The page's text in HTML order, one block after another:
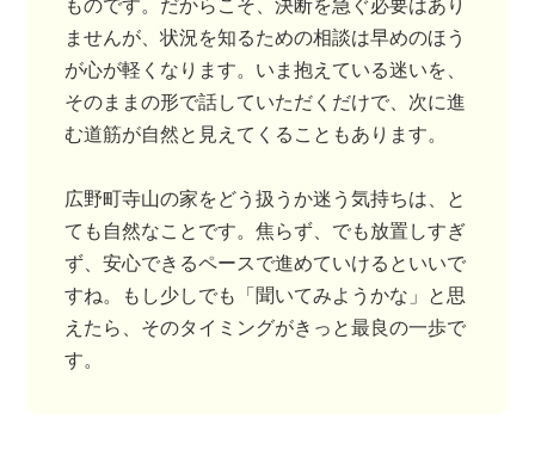
ものです。だからこそ、決断を急ぐ必要はあり
ませんが、状況を知るための相談は早めのほう
が心が軽くなります。いま抱えている迷いを、
そのままの形で話していただくだけで、次に進
む道筋が自然と見えてくることもあります。
広野町寺山の家をどう扱うか迷う気持ちは、と
ても自然なことです。焦らず、でも放置しすぎ
ず、安心できるペースで進めていけるといいで
すね。もし少しでも「聞いてみようかな」と思
えたら、そのタイミングがきっと最良の一歩で
す。